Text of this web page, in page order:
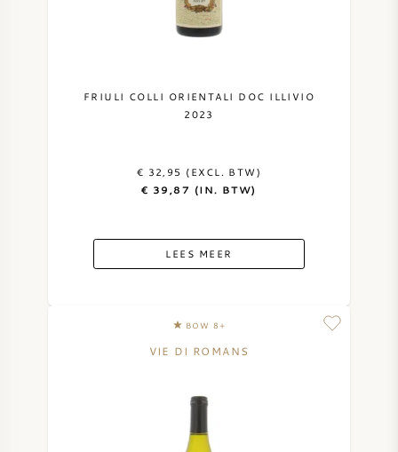
FRIULI COLLI ORIENTALI DOC ILLIVIO
2023
€ 32,95 (EXCL. BTW)
€ 39,87 (IN. BTW)
LEES MEER
BOW 8+
VIE DI ROMANS